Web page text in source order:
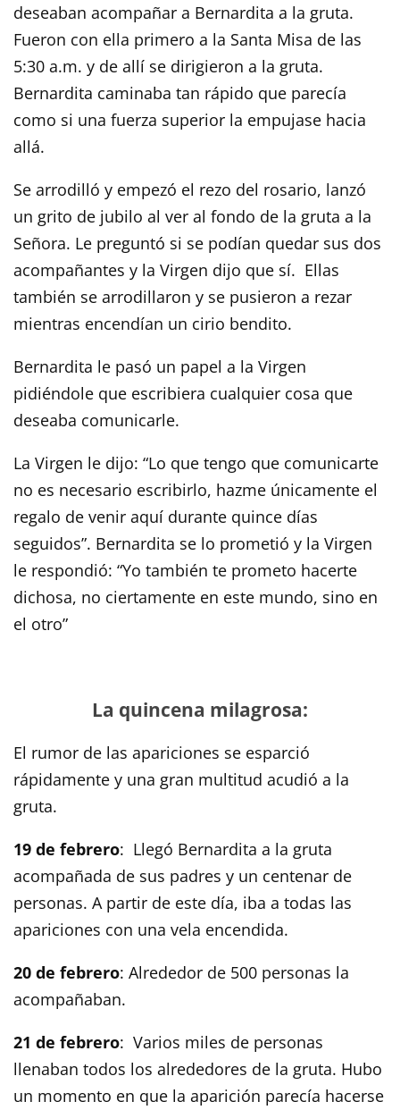
deseaban acompañar a Bernardita a la gruta.
Fueron con ella primero a la Santa Misa de las
5:30 a.m. y de allí se dirigieron a la gruta.
Bernardita caminaba tan rápido que parecía
como si una fuerza superior la empujase hacia
allá.
Se arrodilló y empezó el rezo del rosario, lanzó
un grito de jubilo al ver al fondo de la gruta a la
Señora. Le preguntó si se podían quedar sus dos
acompañantes y la Virgen dijo que sí. Ellas
también se arrodillaron y se pusieron a rezar
mientras encendían un cirio bendito.
Bernardita le pasó un papel a la Virgen
pidiéndole que escribiera cualquier cosa que
deseaba comunicarle.
La Virgen le dijo: “Lo que tengo que comunicarte
no es necesario escribirlo, hazme únicamente el
regalo de venir aquí durante quince días
seguidos”. Bernardita se lo prometió y la Virgen
le respondió: “Yo también te prometo hacerte
dichosa, no ciertamente en este mundo, sino en
el otro”
La quincena milagrosa:
El rumor de las apariciones se esparció
rápidamente y una gran multitud acudió a la
gruta.
19 de febrero: Llegó Bernardita a la gruta
acompañada de sus padres y un centenar de
personas. A partir de este día, iba a todas las
apariciones con una vela encendida.
20 de febrero: Alrededor de 500 personas la
acompañaban.
21 de febrero: Varios miles de personas
llenaban todos los alrededores de la gruta. Hubo
un momento en que la aparición parecía hacerse